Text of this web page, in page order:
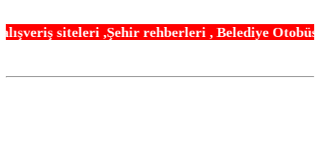
,Şehir rehberleri , Belediye